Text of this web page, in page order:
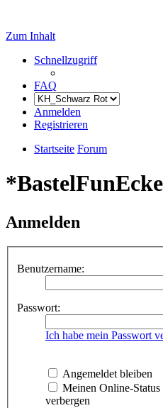
Zum Inhalt
Schnellzugriff
FAQ
Anmelden
Registrieren
Startseite Forum
Anmelden
Benutzername:
Passwort:
Ich habe mein Passwort
Angemeldet bleiben
Meinen Online-
verbergen